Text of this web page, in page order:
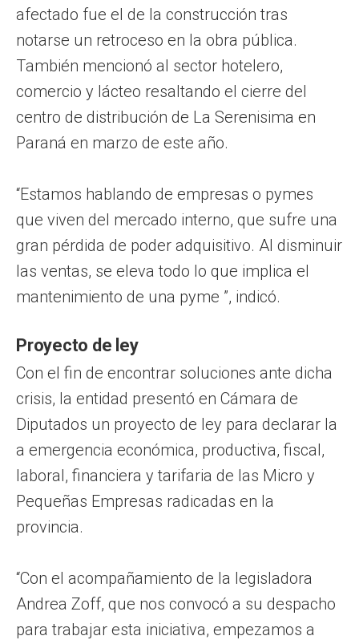
afectado fue el de la construcción tras
notarse un retroceso en la obra pública.
También mencionó al sector hotelero,
comercio y lácteo resaltando el cierre del
centro de distribución de La Serenisima en
Paraná en marzo de este año.
“Estamos hablando de empresas o pymes
que viven del mercado interno, que sufre una
gran pérdida de poder adquisitivo. Al disminuir
las ventas, se eleva todo lo que implica el
mantenimiento de una pyme ”, indicó.
Proyecto de ley
Con el fin de encontrar soluciones ante dicha
crisis, la entidad presentó en Cámara de
Diputados un proyecto de ley para declarar la
a emergencia económica, productiva, fiscal,
laboral, financiera y tarifaria de las Micro y
Pequeñas Empresas radicadas en la
provincia.
“Con el acompañamiento de la legisladora
Andrea Zoff, que nos convocó a su despacho
para trabajar esta iniciativa, empezamos a